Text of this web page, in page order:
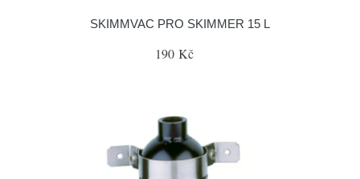
SKIMMVAC PRO SKIMMER 15 L
190 Kč